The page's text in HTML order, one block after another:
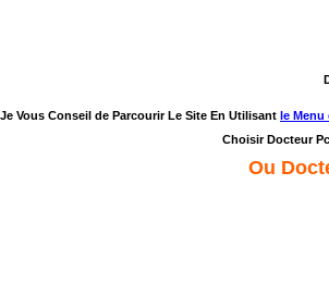
Je Vous Conseil de Parcourir Le Site En Utilisant le Menu
Choisir Docteur
Ou